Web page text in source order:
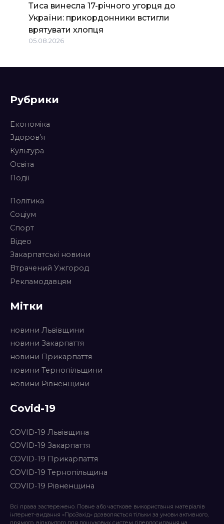
Тиса винесла 17-річного угорця до
України: прикордонники встигли
врятувати хлопця
05.08.2026
Рубрики
Економіка
Здоров’я
Культура
Освіта
Події
Політика
Соціум
Спорт
Відео
Закарпатські новини
Втрачений Ужгород
Рекламодавцям
Мітки
новини Львівщини
новини Закарпаття
новини Прикарпаття
новини Тернопільщини
новини Рівненщини
Covid-19
COVID-19 Львівщина
COVID-19 Закарпаття
COVID-19 Прикарпаття
COVID-19 Тернопільщина
COVID-19 Рівненщина
Всі права застережено. Повне або часткове використання матеріалів
інтернет-видання «ПроЗахід» дозволяється тільки за умови активного,